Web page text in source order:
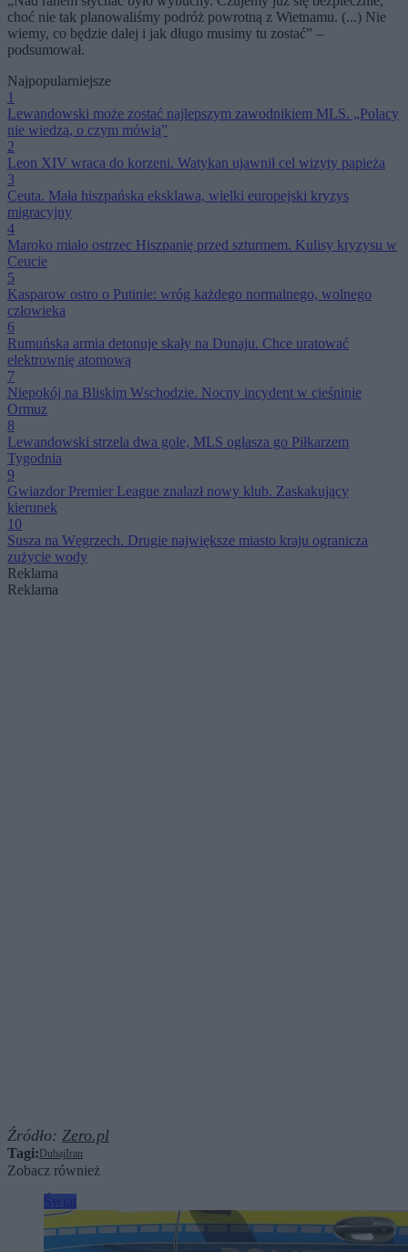
choć nie tak planowaliśmy podróż powrotną z Wietnamu. (...) Nie
wiemy, co będzie dalej i jak długo musimy tu zostać” –
podsumował.
Najpopularniejsze
1
Lewandowski może zostać najlepszym zawodnikiem MLS. „Polacy
nie wiedzą, o czym mówią”
2
Leon XIV wraca do korzeni. Watykan ujawnił cel wizyty papieża
3
Ceuta. Mała hiszpańska eksklawa, wielki europejski kryzys
migracyjny
4
Maroko miało ostrzec Hiszpanię przed szturmem. Kulisy kryzysu w
Ceucie
5
Kasparow ostro o Putinie: wróg każdego normalnego, wolnego
człowieka
6
Rumuńska armia detonuje skały na Dunaju. Chce uratować
elektrownię atomową
7
Niepokój na Bliskim Wschodzie. Nocny incydent w cieśninie
Ormuz
8
Lewandowski strzela dwa gole, MLS ogłasza go Piłkarzem
Tygodnia
9
Gwiazdor Premier League znalazł nowy klub. Zaskakujący
kierunek
10
Susza na Węgrzech. Drugie największe miasto kraju ogranicza
zużycie wody
Reklama
Reklama
Źródło: Zero.pl
Tagi:DubajIran
Zobacz również